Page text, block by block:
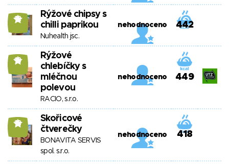
12
Rýžové chipsy s
chilli paprikou
Nuhealth jsc.
nehodnoceno 442
12
Rýžové
chlebíčky s
mléčnou
polevou
RACIO, s.r.o.
nehodnoceno 449
12
Skořicové
čtverečky
BONAVITA SERVIS
spol. s.r.o.
nehodnoceno 418